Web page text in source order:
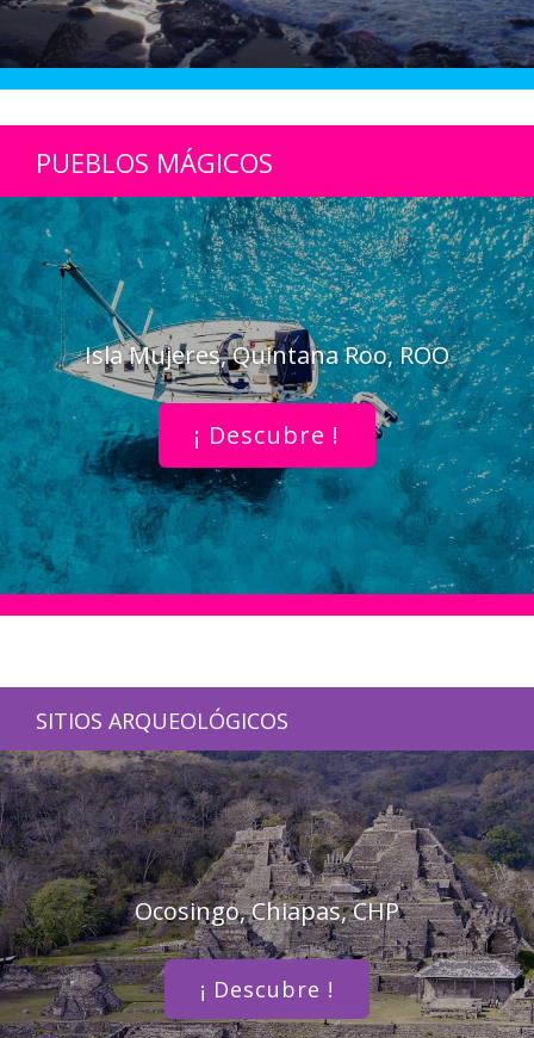
PUEBLOS MÁGICOS
Isla Mujeres, Quintana Roo, ROO
¡ Descubre !
SITIOS ARQUEOLÓGICOS
Ocosingo, Chiapas, CHP
¡ Descubre !